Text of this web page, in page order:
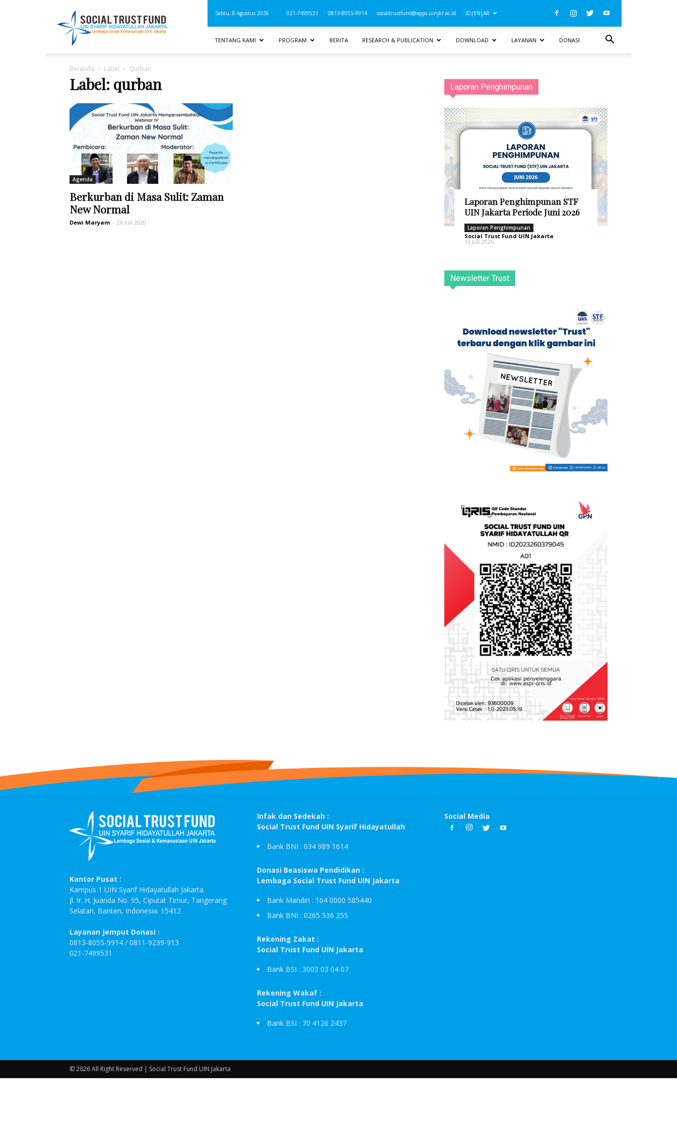
Jakarta
Sabtu, 8 Agustus 2026 021-7499531 0813-8055-9914 socialtrustfund@apps.uinjkt.ac.id ID|EN|AR
TENTANG KAMI PROGRAM BERITA RESEARCH & PUBLICATION DOWNLOAD LAYANAN DONASI
Beranda Label Qurban
Label: qurban
Agenda
Berkurban di Masa Sulit: Zaman
New Normal
Dewi Maryam - 26 Juli 2020
Laporan Penghimpunan
Laporan Penghimpunan STF
UIN Jakarta Periode Juni 2026
Laporan Penghimpunan
Social Trust Fund UIN Jakarta -
13 Juli 2026
Newsletter Trust
Kantor Pusat :
Kampus 1 UIN Syarif Hidayatullah Jakarta.
Jl. Ir. H. Juanda No. 95, Ciputat Timur, Tangerang
Selatan, Banten, Indonesia. 15412
Layanan Jemput Donasi :
0813-8055-9914 / 0811-9239-913
021-7499531
Infak dan Sedekah :
Social Trust Fund UIN Syarif Hidayatullah
Bank BNI : 034 989 1614
Donasi Beasiswa Pendidikan :
Lembaga Social Trust Fund UIN Jakarta
Bank Mandiri : 164 0000 585440
Bank BNI : 0265 536 255
Rekening Zakat :
Social Trust Fund UIN Jakarta
Bank BSI : 3003 03 04 07
Rekening Wakaf :
Social Trust Fund UIN Jakarta
Bank BSI : 70 4126 2437
Social Media
© 2026 All Right Reserved | Social Trust Fund UIN Jakarta